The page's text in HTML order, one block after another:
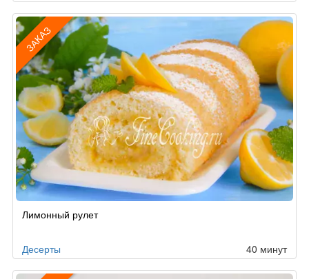
ЗАКАЗ
поЛимонный рулет
Десерты 40 минут